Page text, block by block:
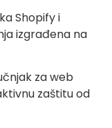
Shopify i
izgrađena na
za web
zaštitu od